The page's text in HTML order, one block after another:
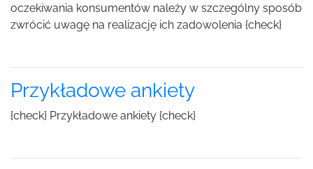
oczekiwania konsumentów należy w szczególny sposób
zwrócić uwagę na realizację ich zadowolenia {check}
Przykładowe ankiety
{check} Przykładowe ankiety {check}